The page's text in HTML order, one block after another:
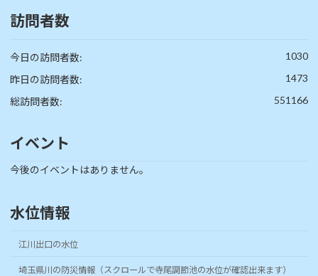
訪問者数
1030
今日の訪問者数:
1473
昨日の訪問者数:
551166
総訪問者数:
イベント
今後のイベントはありません。
水位情報
江川出口の水位
埼玉県川の防災情報（スクロールで寺尾調節池の水位が確認出来ます）